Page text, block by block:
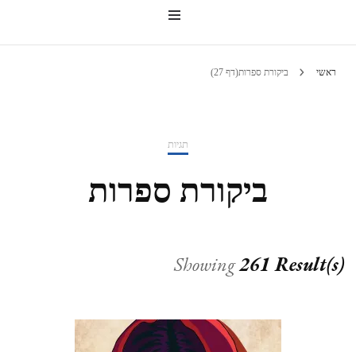
ראשי ביקורת ספרות(דף 27)
תגיות
ביקורת ספרות
Showing261 Result(s)